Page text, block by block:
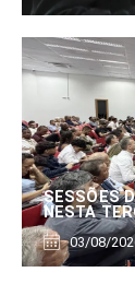
SESSÕES
NESTA
03/08/